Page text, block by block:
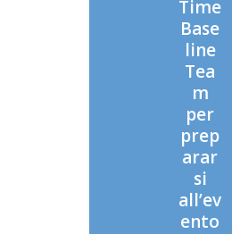
Time
Base
line
Tea
m
per
prep
arar
si
all’ev
ento